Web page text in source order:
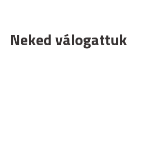
Neked válogattuk